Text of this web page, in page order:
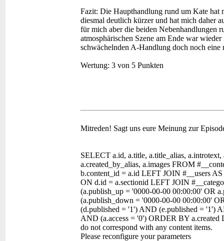
Fazit: Die Haupthandlung rund um Kate
diesmal deutlich kürzer und hat mich daher
für mich aber die beiden Nebenhandlungen
atmosphärischen Szene am Ende war
schwächelnden A-Handlung doch noch eine
Wertung: 3 von 5 Punkten
Mitreden! Sagt uns eure Meinung zur
SELECT a.id, a.title, a.title_alias, a.introtext,
a.created_by_alias, a.images FROM
b.content_id = a.id LEFT JOIN #__users
ON d.id = a.sectionid LEFT JOIN
(a.publish_up = '0000-00-00 00:00:00' OR
(a.publish_down = '0000-00-00 00:00:00'
(d.published = '1') AND (e.published = '1')
AND (a.access = '0') ORDER BY a.created
do not correspond with any content items.
Please reconfigure your parameters